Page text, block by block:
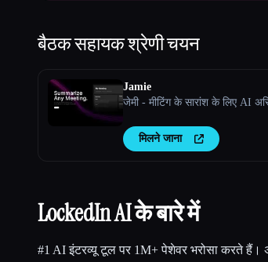
बैठक सहायकश्रेणी चयन
Jamie
जेमी - मीटिंग के सारांश के लिए AI
मिलने जाना
LockedIn AI के बारे में
#1 AI इंटरव्यू टूल पर 1M+ पेशेवर भरोसा करते हैं।